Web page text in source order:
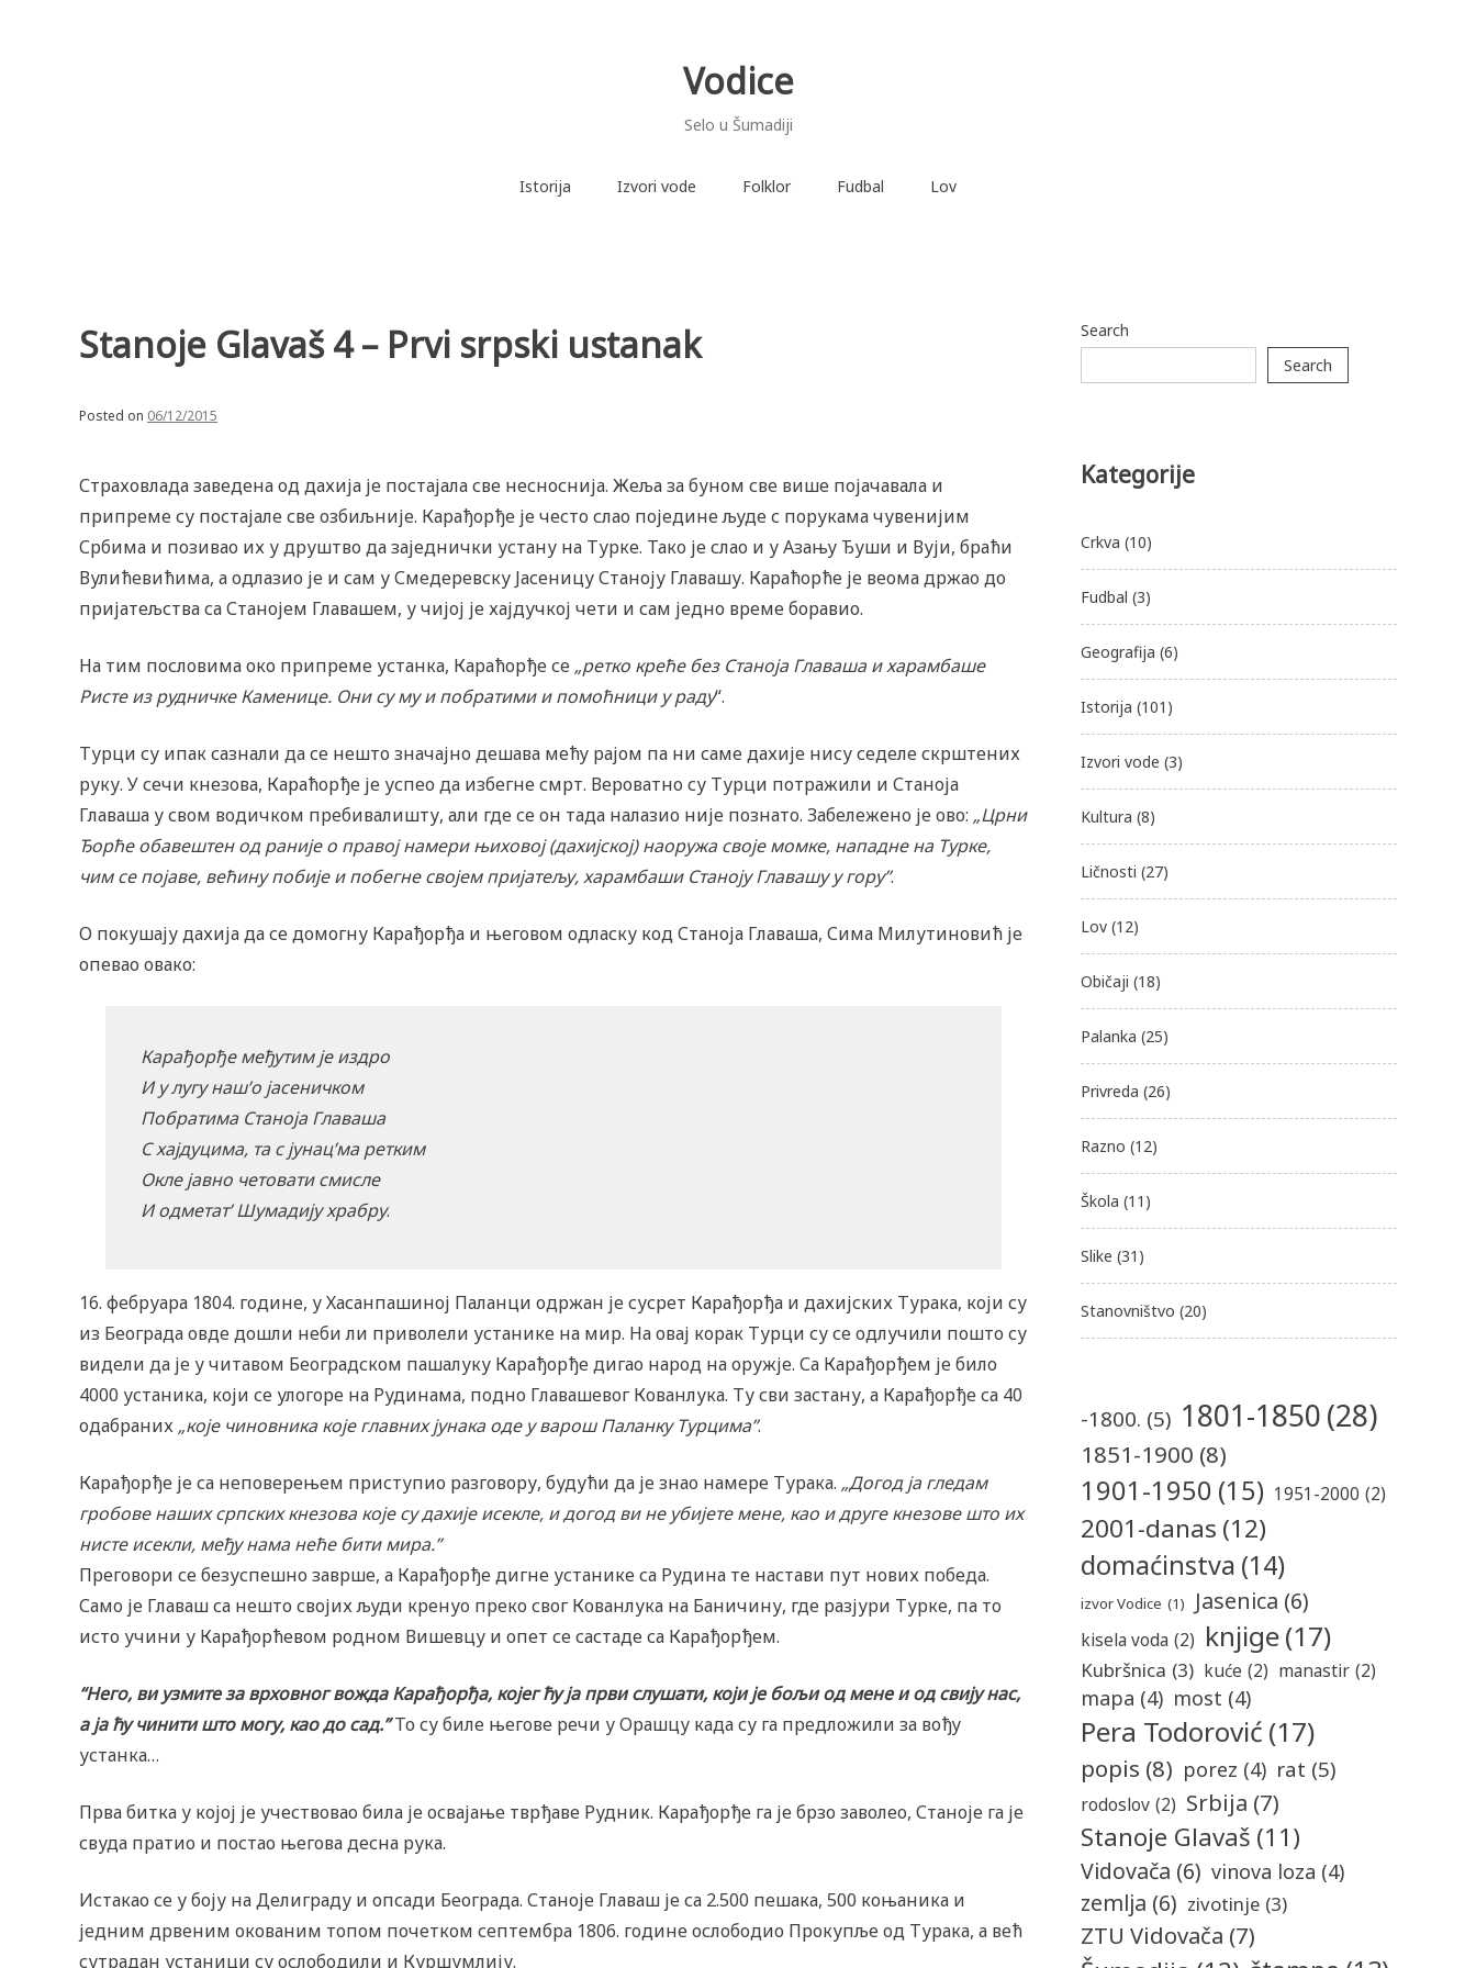
Vodice
Selo u Šumadiji
Istorija Izvori vode Folklor Fudbal Lov
Stanoje Glavaš 4 – Prvi srpski ustanak
Posted on 06/12/2015
Страховлада заведена од дахија је постајала све несноснија. Жеља за буном све више појачавала и
припреме су постајале све озбиљније. Карађорђе је често слао поједине људе с порукама чувенијим
Србима и позивао их у друштво да заједнички устану на Турке. Тако је слао и у Азању Ђуши и Вуји, браћи
Вулићевићима, а одлазио је и сам у Смедеревску Јасеницу Станоју Главашу. Караћорће је веома држао до
пријатељства са Станојем Главашем, у чијој је хајдучкој чети и сам једно време боравио.
На тим пословима око припреме устанка, Караћорђе се „ретко креће без Станоја Главаша и харамбаше
Ристе из рудничке Каменице. Они су му и побратими и помоћници у раду“.
Турци су ипак сазнали да се нешто значајно дешава мећу рајом па ни саме дахије нису седеле скрштених
руку. У сечи кнезова, Караћорђе је успео да избегне смрт. Вероватно су Турци потражили и Станоја
Главаша у свом водичком пребивалишту, али где се он тада налазио није познато. Забележено је ово: „Црни
Ђорће обавештен од раније о правој намери њиховој (дахијској) наоружа своје момке, нападне на Турке,
чим се појаве, већину побије и побегне својем пријатељу, харамбаши Станоју Главашу у гору”.
О покушају дахија да се домогну Карађорђа и његовом одласку код Станоја Главаша, Сима Милутиновић је
опевао овако:
Карађорђе међутим је издро
И у лугу наш’о јасеничком
Побратима Станоја Главаша
С хајдуцима, та с јунац’ма ретким
Окле јавно четовати смисле
И одметат’ Шумадију храбру.
16. фебруара 1804. године, у Хасанпашиној Паланци одржан је сусрет Карађорђа и дахијских Турака, који су
из Београда овде дошли неби ли приволели устанике на мир. На овај корак Турци су се одлучили пошто су
видели да је у читавом Београдском пашалуку Карађорђе дигао народ на оружје. Са Карађорђем је било
4000 устаника, који се улогоре на Рудинама, подно Главашевог Кованлука. Ту сви застану, а Карађорђе са 40
одабраних „које чиновника које главних јунака оде у варош Паланку Турцима”.
Карађорђе је са неповерењем приступио разговору, будући да је знао намере Турака. „Догод ја гледам
гробове наших српских кнезова које су дахије исекле, и догод ви не убијете мене, као и друге кнезове што их
нисте исекли, међу нама неће бити мира.”
Преговори се безуспешно заврше, а Карађорђе дигне устанике са Рудина те настави пут нових победа.
Само је Главаш са нешто својих људи кренуо преко свог Кованлука на Баничину, где разјури Турке, па то
исто учини у Карађорћевом родном Вишевцу и опет се састаде са Карађорђем.
“Него, ви узмите за врховног вожда Карађорђа, којег ћу ја први слушати, који је бољи од мене и од свију нас,
а ја ћу чинити што могу, као до сад.”То су биле његове речи у Орашцу када су га предложили за вођу
устанка…
Прва битка у којој је учествовао била је освајање тврђаве Рудник. Карађорђе га је брзо заволео, Станоје га је
свуда пратио и постао његова десна рука.
Истакао се у боју на Делиграду и опсади Београда. Станоје Главаш је са 2.500 пешака, 500 коњаника и
једним дрвеним окованим топом почетком септембра 1806. године ослободио Прокупље од Турака, а већ
сутрадан устаници су ослободили и Куршумлију.
Search
Search
Kategorije
Crkva (10)
Fudbal (3)
Geografija (6)
Istorija (101)
Izvori vode (3)
Kultura (8)
Ličnosti (27)
Lov (12)
Običaji (18)
Palanka (25)
Privreda (26)
Razno (12)
Škola (11)
Slike (31)
Stanovništvo (20)
-1800. (5) 1801-1850(28)
1851-1900 (8)
1901-1950 (15) 1951-2000 (2)
2001-danas (12)
domaćinstva (14)
izvor Vodice (1) Jasenica (6)
kisela voda (2) knjige(17)
Kubršnica (3) kuće (2) manastir (2)
mapa (4) most (4)
Pera Todorović (17)
popis (8) porez (4) rat (5)
rodoslov (2) Srbija (7)
Stanoje Glavaš (11)
Vidovača (6) vinova loza (4)
zemlja (6) zivotinje (3)
ZTU Vidovača (7)